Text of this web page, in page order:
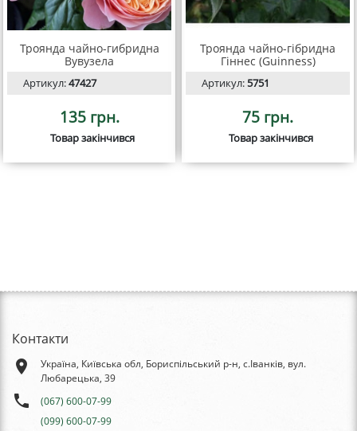
Троянда чайно-гибридна
Вувузела
Артикул:47427
135 грн.
Товар закінчився
Троянда чайно-гібридна
Гіннес (Guinness)
Артикул:5751
75 грн.
Товар закінчився
Контакти
place
Україна, Київська обл, Бориспільський р-н, с.Іванків, вул.
Любарецька, 39
phone
(067) 600-07-99
(099) 600-07-99